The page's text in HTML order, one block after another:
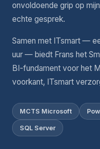
onvoldoende grip op
echte gesprek.
Samen met ITsmart —
uur — biedt Frans het
BI-fundament voor het
voorkant, ITsmart
MCTS Microsoft
SQL Server